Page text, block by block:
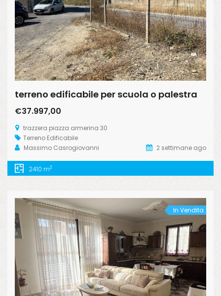
terreno edificabile per scuola o palestra
€37.997,00
trazzera piazza armerina 30
Terreno Edificabile
Massimo Casrogiovanni
2 settimane ago
2410 m2
In Vendita